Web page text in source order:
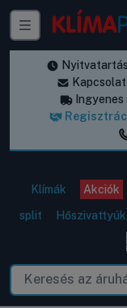
Kapcsolat
Klímák Akciók
split
Hőszivattyúk